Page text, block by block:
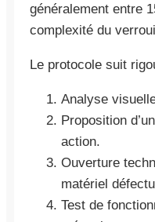
généralement entre
complexité du
Le protocole suit
Analyse
Proposition
action.
Ouverture
matériel
Test de